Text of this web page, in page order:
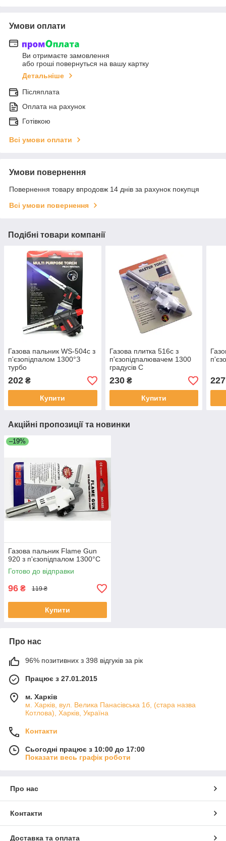
Умови оплати
Ви отримаєте замовлення
або гроші повернуться на вашу картку
Детальніше
Післяплата
Оплата на рахунок
Готівкою
Всі умови оплати
Умови повернення
Повернення товару впродовж 14 днів за рахунок покупця
Всі умови повернення
Подібні товари компанії
Газова пальник WS-504c з
п'єзопідпалом 1300°З
турбо
202 ₴
Купити
Газова плитка 516c з
п'єзопідпалювачем 1300
градусів C
230₴
Купити
227
Акційні пропозиції та новинки
–19%
Газова пальник Flame Gun
920 з п'єзопідпалом 1300°С
Готово до відправки
96 ₴ 119 ₴
Купити
Про нас
96% позитивних з 398 відгуків за рік
Працює з 27.01.2015
м. Харків
м. Харків, вул. Велика Панасівська 1б, (стара назва
Котлова), Харків, Україна
Контакти
Сьогодні працює з 10:00 до 17:00
Показати весь графік роботи
Про нас
Контакти
Доставка та оплата